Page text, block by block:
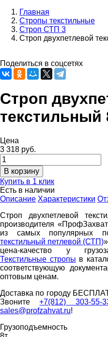
Строка
навигации
Главная
Стропы текстильные
Строп СТП 3
Строп двухпетлевой
Поделиться в соцсетях
Строп
текстильный
Цена
3 318 руб.
Купить в 1 клик
Есть в наличии
Описание Характеристики
Строп двухпетлевой
производителя
из самых популярных
текстильный петлевой (СТП)
цена-качество у
Текстильные стропы в
соответствующую
оптовым ценам.
Доставка по городу
Звоните+7(812) 303-55-
sales@profzahvat.ru!
Грузоподъемность